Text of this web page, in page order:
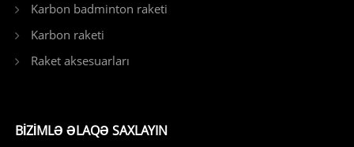
Karbon badminton raketi
Karbon raketi
Raket aksesuarları
BIZIMLƏ ƏLAQƏ SAXLAYIN